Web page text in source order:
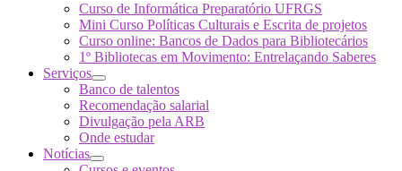
Curso de Informática Preparatório UFRGS
Mini Curso Políticas Culturais e Escrita de projetos
Curso online: Bancos de Dados para Bibliotecários
1º Bibliotecas em Movimento: Entrelaçando Saberes
Serviços
Banco de talentos
Recomendação salarial
Divulgação pela ARB
Onde estudar
Notícias